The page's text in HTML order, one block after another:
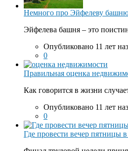
Немного про Эйфелеву
Эйфелева башня – это
Опубликовано 11 лет
0
Правильная оценка
Как говорится в жизни
Опубликовано 11 лет
0
Где провести вечер пятницы